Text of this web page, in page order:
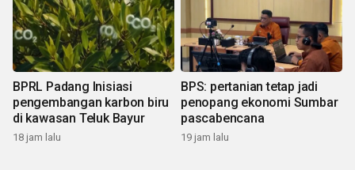
BPRL Padang Inisiasi
pengembangan karbon biru
di kawasan Teluk Bayur
18 jam lalu
BPS: pertanian tetap jadi
penopang ekonomi Sumbar
pascabencana
19 jam lalu